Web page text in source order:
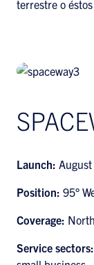
terrestre o
Launch:
Position: 95°
Coverage:
Service sectors: